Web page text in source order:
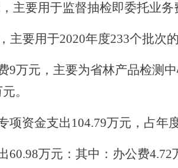
主要用于监督抽检即委托业务
主要用于2020年度233个批次
9万元，主要为省林产品检测
。
项资金支出104.79万元，占年
60.98万元：其中：办公费